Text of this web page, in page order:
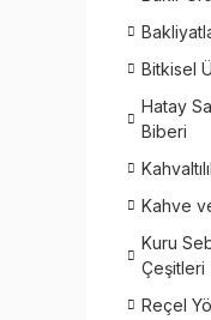
Bitkisel
Hatay
Biberi
Kahve
Kuru
Çeşitleri
Reçel